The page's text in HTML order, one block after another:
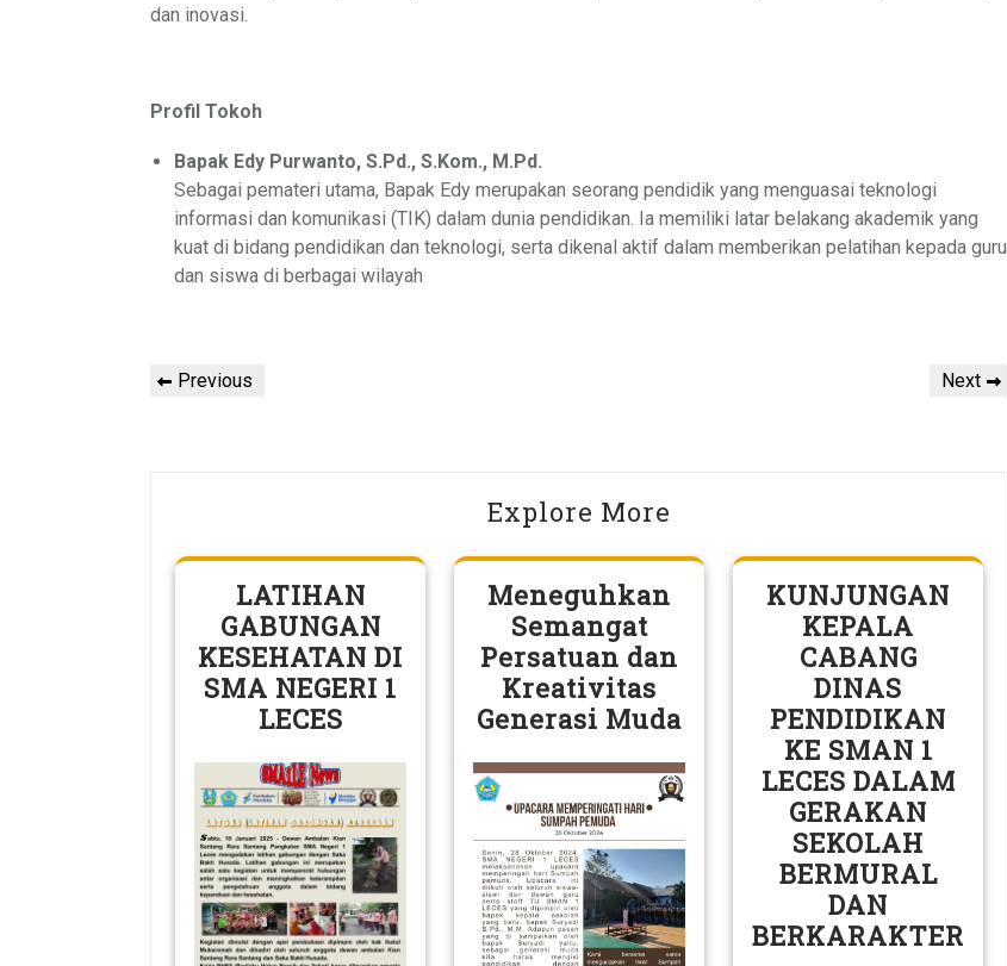
dan inovasi.
Profil Tokoh
Bapak Edy Purwanto, S.Pd., S.Kom., M.Pd.
Sebagai pemateri utama, Bapak Edy merupakan seorang pendidik yang menguasai teknologi
informasi dan komunikasi (TIK) dalam dunia pendidikan. Ia memiliki latar belakang akademik yang
kuat di bidang pendidikan dan teknologi, serta dikenal aktif dalam memberikan pelatihan kepada guru
dan siswa di berbagai wilayah
Post
Previous
Previous
Next
Next
Explore More
LATIHAN
GABUNGAN
KESEHATAN DI
SMA NEGERI 1
LECES
Meneguhkan
Semangat
Persatuan dan
Kreativitas
Generasi Muda
KUNJUNGAN
KEPALA
CABANG
DINAS
PENDIDIKAN
KE SMAN 1
LECES DALAM
GERAKAN
SEKOLAH
BERMURAL
DAN
BERKARAKTER